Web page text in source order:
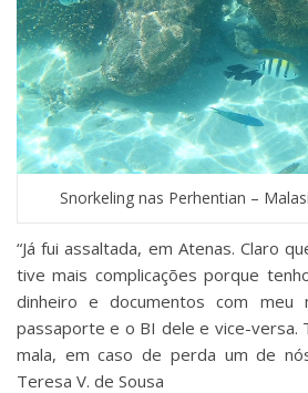
Snorkeling nas Perhentian –
“Já fui assaltada, em Atenas. Claro
tive mais complicações porque
dinheiro e documentos com meu
passaporte e o BI dele e vice-versa.
mala, em caso de perda um de
T‪eresa V. de Sousa‬‬‪